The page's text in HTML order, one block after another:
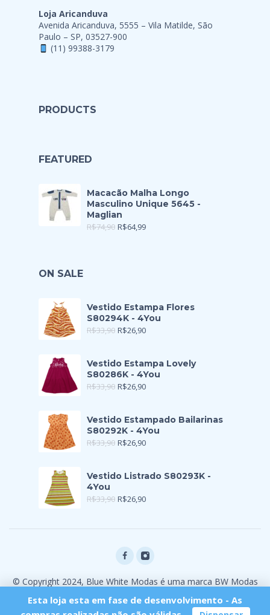
Loja Aricanduva
Avenida Aricanduva, 5555 – Vila Matilde, São
Paulo – SP, 03527-900
(11) 99388-3179
PRODUCTS
FEATURED
Macacão Malha Longo
Masculino Unique 5645 -
Maglian
R$74,90 R$64,99
ON SALE
Vestido Estampa Flores
S80294K - 4You
R$33,90 R$26,90
Vestido Estampa Lovely
S80286K - 4You
R$33,90 R$26,90
Vestido Estampado Bailarinas
S80292K - 4You
R$33,90 R$26,90
Vestido Listrado S80293K -
4You
R$33,90 R$26,90
© Copyright 2024, Blue White Modas é uma marca BW Modas
Esta loja esta em fase de desenvolvimento - As